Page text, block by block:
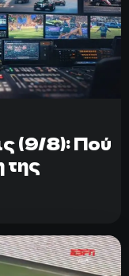
(9/8): Πού
της